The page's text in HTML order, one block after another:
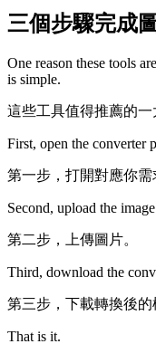
三個步驟完成
One reason these tools
is simple.
這些工具值得推薦的一
First, open the converter
第一步，打開對應你需
Second, upload the
第二步，上傳圖片。
Third, download the
第三步，下載轉換後的
That is it.